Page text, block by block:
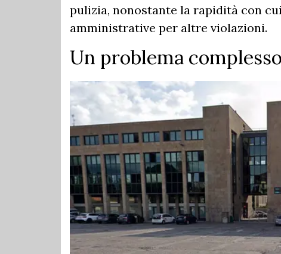
pulizia, nonostante la rapidità con
amministrative per altre violazioni.
Un problema